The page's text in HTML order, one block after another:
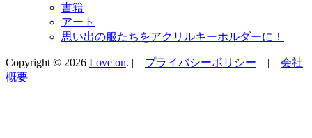
書籍
アート
思い出の服たちをアクリルキーホルダーに！
Copyright © 2026 Love on. | プライバシーポリシー | 会社
概要